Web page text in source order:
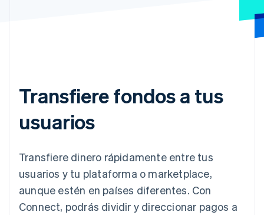
Transfiere fondos a tus
usuarios
Transfiere dinero rápidamente entre tus
usuarios y tu plataforma o marketplace,
aunque estén en países diferentes. Con
Connect, podrás dividir y direccionar pagos a